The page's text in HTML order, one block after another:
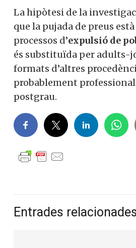
La hipòtesi de la
que la pujada de preus
processos d’expulsió de
és substituïda per adults-
formats d’altres
probablement
postgrau.
Entrades